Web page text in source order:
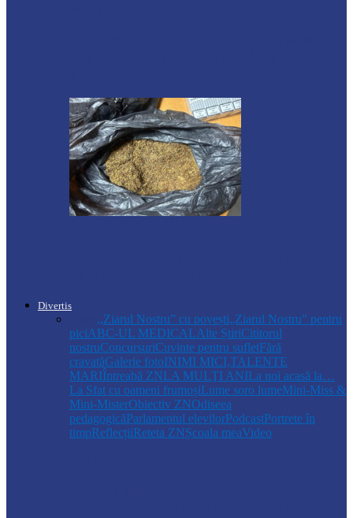
Divertis
,,Ziarul Nostru” cu povești„Ziarul Nostru” pentru
piciABC-UL MEDICALAlte ȘtiriCititorul
nostruConcursuriCuvinte pentru sufletFără
cravatăGalerie fotoINIMI MICI,TALENTE
MARIÎntreabă ZNLA MULŢI ANILa noi acasă la…
La Sfat cu oameni frumoșiLume soro lumeMini-Miss &
Mini-MisterObiectiv ZNOdiseea
pedagogicăParlamentul elevilorPodcastPortrete în
timpReflecțiiReteta ZNȘcoala meaVideo